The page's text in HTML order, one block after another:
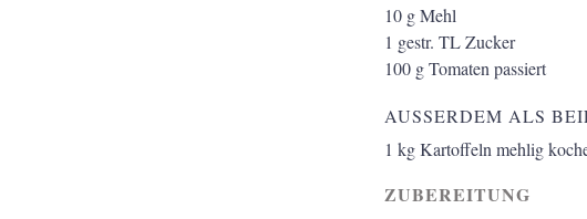
10 gMehl
1 gestr. TLZucker
100 gTomaten passiert
AUSSERDEM ALS
1 kgKartoffeln mehlig
ZUBEREITUNG